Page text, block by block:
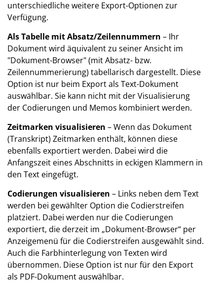
unterschiedliche weitere Export-Optionen zur
Verfügung.
Als Tabelle mit Absatz/Zeilennummern – Ihr
Dokument wird äquivalent zu seiner Ansicht im
"Dokument-Browser" (mit Absatz- bzw.
Zeilennummerierung) tabellarisch dargestellt. Diese
Option ist nur beim Export als Text-Dokument
auswählbar. Sie kann nicht mit der Visualisierung
der Codierungen und Memos kombiniert werden.
Zeitmarken visualisieren – Wenn das Dokument
(Transkript) Zeitmarken enthält, können diese
ebenfalls exportiert werden. Dabei wird die
Anfangszeit eines Abschnitts in eckigen Klammern in
den Text eingefügt.
Codierungen visualisieren – Links neben dem Text
werden bei gewählter Option die Codierstreifen
platziert. Dabei werden nur die Codierungen
exportiert, die derzeit im „Dokument-Browser“ per
Anzeigemenü für die Codierstreifen ausgewählt sind.
Auch die Farbhinterlegung von Texten wird
übernommen. Diese Option ist nur für den Export
als PDF-Dokument auswählbar.